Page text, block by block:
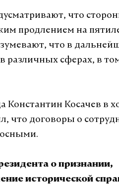
что
продлением на
что в
различных сферах, в
Константин Косачев в
что договоры о
о признании,
исторической